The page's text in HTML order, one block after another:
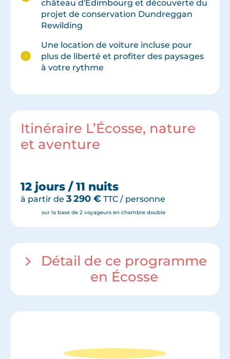
château d'Édimbourg et découverte du
projet de conservation Dundreggan
Rewilding
Une location de voiture incluse pour
plus de liberté et profiter des paysages
à votre rythme
Itinéraire L’Écosse, nature
et aventure
12 jours / 11 nuits
à partir de 3 290 € TTC / personne
sur la base de 2 voyageurs en chambre double
Détail de ce programme
en Écosse